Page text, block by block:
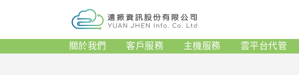
關於我們 客戶服務 主機服務 雲平台代管